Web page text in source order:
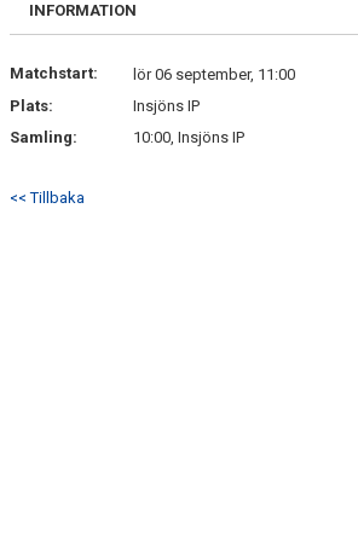
INFORMATION
Matchstart:
lör 06 september, 11:00
Plats:
Insjöns IP
Samling:
10:00, Insjöns IP
<< Tillbaka